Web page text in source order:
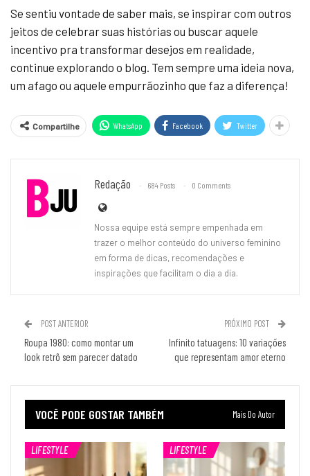
Se sentiu vontade de saber mais, se inspirar com outros
jeitos de celebrar suas histórias ou buscar aquele
incentivo pra transformar desejos em realidade,
continue explorando o blog. Tem sempre uma ideia nova,
um afago ou aquele empurrãozinho que faz a diferença!
Compartilhe WhatsApp Facebook Twitter
Redação 684 Posts 0 Comments
Nossa equipe está sempre empenhada em
trazer o melhor conteúdo do universo feminino
em forma de dicas, recomendações e
inspirações que facilitam o dia a dia.
POST ANTERIOR
Roupa 1980: como montar um
look retrô sem parecer datado
PRÓXIMO POST
Infinito tatuagens: 10 variações
que representam amor eterno
VOCÊ PODE GOSTAR TAMBÉM Mais Do Autor
LIFESTYLE LIFESTYLE